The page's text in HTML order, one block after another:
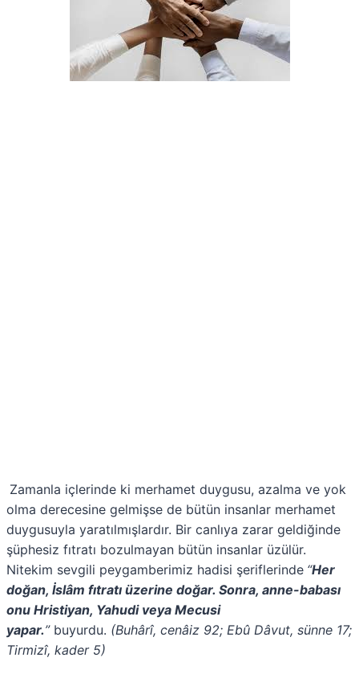
Zamanla içlerinde ki merhamet duygusu, azalma ve yok
olma derecesine gelmişse de bütün insanlar merhamet
duygusuyla yaratılmışlardır. Bir canlıya zarar geldiğinde
şüphesiz fıtratı bozulmayan bütün insanlar üzülür.
Nitekim sevgili peygamberimiz hadisi şeriflerinde “Her
doğan, İslâm fıtratı üzerine doğar. Sonra, anne-babası
onu Hristiyan, Yahudi veya Mecusi
yapar.”buyurdu. (Buhârî, cenâiz 92; Ebû Dâvut, sünne 17;
Tirmizî, kader 5)